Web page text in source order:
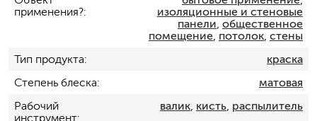
применения?
изоляционные и стеновые
панели общественное
помещение, потолок, стены
Тип продукта
краска
Степень блеска
матовая
Рабочий
инструмент
валик, кисть, распылитель